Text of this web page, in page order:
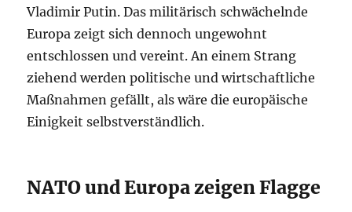
Vladimir Putin. Das militärisch schwächelnde
Europa zeigt sich dennoch ungewohnt
entschlossen und vereint. An einem Strang
ziehend werden politische und wirtschaftliche
Maßnahmen gefällt, als wäre die europäische
Einigkeit selbstverständlich.
NATO und Europa zeigen Flagge